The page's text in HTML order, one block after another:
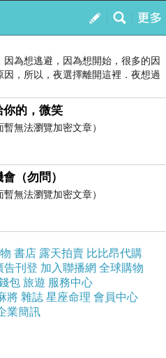
我的
訂閱
天一端的夕日
因為想逃避，因為想開始，很多的因
因，所以，夜選擇離開這裡．夜想過
你的，微笑
暫無法瀏覽加密文章）
（勿問）
暫無法瀏覽加密文章）
書店 露天拍賣 比比昂代購
告刊登 加入聯播網 全球購物
包 旅遊 服務中心
將 雜誌 星座命理 會員中心
業簡訊